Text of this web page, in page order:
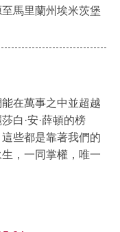
馬里蘭州埃米茨堡
在萬事之中並超越
白·安·薛頓的榜
些都是靠著我們的
，一同掌權，唯一